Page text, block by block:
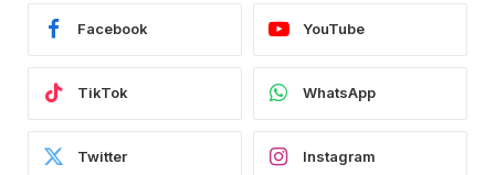
Facebook YouTube
TikTok WhatsApp
Twitter Instagram